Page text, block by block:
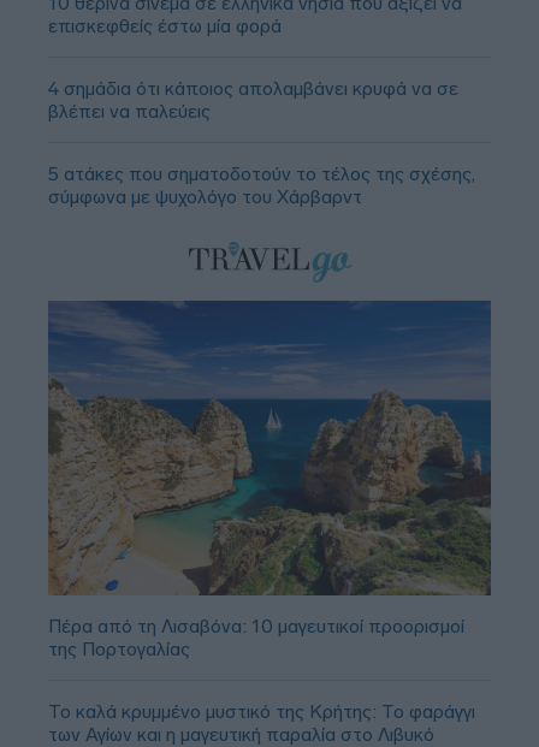
επισκεφθείς έστω μία φορά
4 σημάδια ότι κάποιος απολαμβάνει κρυφά να σε
βλέπει να παλεύεις
5 ατάκες που σηματοδοτούν το τέλος της σχέσης,
σύμφωνα με ψυχολόγο του Χάρβαρντ
Πέρα από τη Λισαβόνα: 10 μαγευτικοί προορισμοί
της Πορτογαλίας
Το καλά κρυμμένο μυστικό της Κρήτης: Το φαράγγι
των Αγίων και η μαγευτική παραλία στο Λιβυκό